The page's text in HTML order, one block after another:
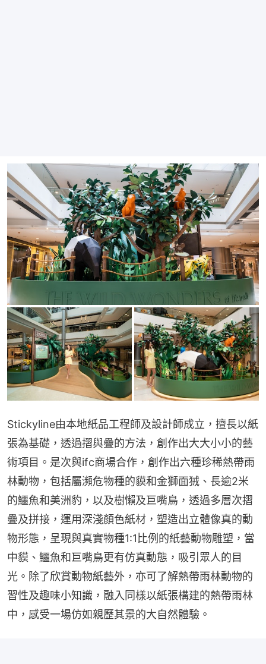
Stickyline由本地紙品工程師及設計師成立，擅長以紙
張為基礎，透過摺與疊的方法，創作出大大小小的藝
術項目。是次與ifc商場合作，創作出六種珍稀熱帶雨
林動物，包括屬瀕危物種的貘和金獅面狨、長逾2米
的鱷魚和美洲豹，以及樹懶及巨嘴鳥，透過多層次摺
疊及拼接，運用深淺顏色紙材，塑造出立體像真的動
物形態，呈現與真實物種1:1比例的紙藝動物雕塑，當
中貘、鱷魚和巨嘴鳥更有仿真動態，吸引眾人的目
光。除了欣賞動物紙藝外，亦可了解熱帶雨林動物的
習性及趣味小知識，融入同樣以紙張構建的熱帶雨林
中，感受一場仿如親歷其景的大自然體驗。